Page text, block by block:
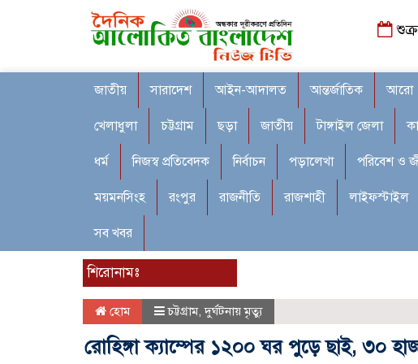
জাতীয় সারাদেশ আইন-আদালত আন্তর্জাতিক আরো
খেলাধুলা চট্টগ্রাম ছড়া জাতীয় টাঙ্গাইল জেলা
ধর্ম নিজস্ব প্রতিবেদক নির্বাচন পড়ালেখা পরিবেশ ও
ময়মনসিংহ রংপুর রাজনীতি রাজশাহী লাইফস্টাইল
সব খবর
শিরোনামঃ
হোম চট্টগ্রাম,দুর্ঘটনায় মৃত্যু
রোহিঙ্গা ক্যাম্পের ১২০০ ঘর পুড়ে ছাই, ৩০